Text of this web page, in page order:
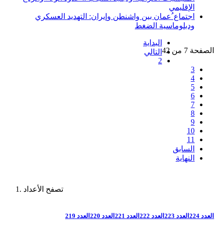
الإقليمي
اجتماع ُعمان بين واشنطن وإيران: التهديد العسكري
ودبلوماسية الضغط
الصفحة 7 من 42
البداية
التالي
2
3
4
5
6
7
8
9
10
11
السابق
النهاية
تصفح الأعداد
العدد 224 العدد 223 العدد 222 العدد 221 العدد 220 العدد 219